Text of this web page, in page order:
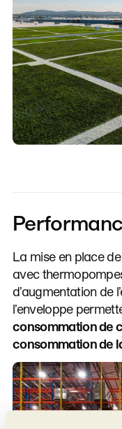
La mise en place
avec
d’augmentation de
l’enveloppe
consommation de
consommation de